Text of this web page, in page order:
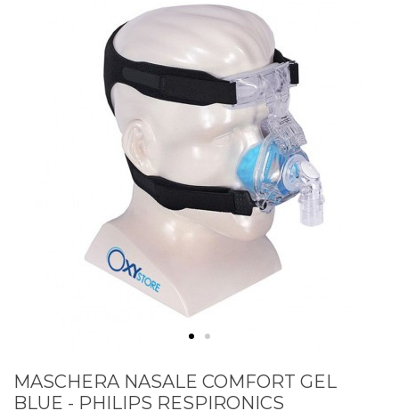
MASCHERA NASALE COMFORT GEL
BLUE - PHILIPS RESPIRONICS